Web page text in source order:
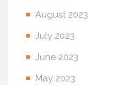
August 2023
July 2023
June 2023
May 2023